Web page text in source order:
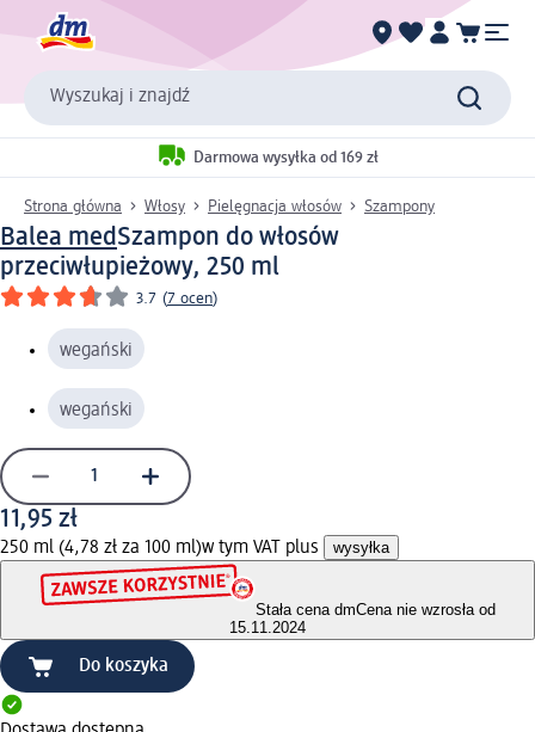
Wyszukaj i znajdź
Darmowa wysyłka od 169 zł
Strona główna Włosy Pielęgnacja włosów Szampony
Balea medSzampon do włosów
przeciwłupieżowy, 250 ml
3.7 (7 ocen)
wegański
wegański
11,95 zł
250 ml (4,78 zł za 100 ml)w tym VAT plus wysyłka
Stała cena dmCena nie wzrosła od
15.11.2024
Do koszyka